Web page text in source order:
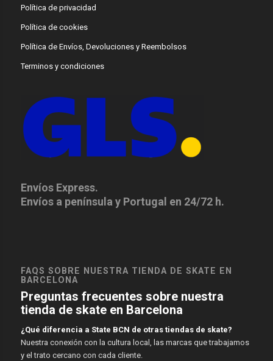
Política de privacidad
Política de cookies
Política de Envíos, Devoluciones y Reembolsos
Terminos y condiciones
Envíos Express.
Envíos a península y Portugal en 24/72 h.
FAQS SOBRE NUESTRA TIENDA DE SKATE EN
BARCELONA
Preguntas frecuentes sobre nuestra
tienda de skate en Barcelona
¿Qué diferencia a State BCN de otras tiendas de skate?
Nuestra conexión con la cultura local, las marcas que trabajamos
y el trato cercano con cada cliente.